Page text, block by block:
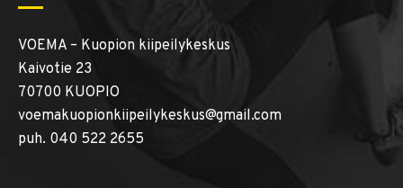
VOEMA – Kuopion kiipeilykeskus
Kaivotie 23
70700 KUOPIO
voemakuopionkiipeilykeskus@gmail.com
puh. 040 522 2655